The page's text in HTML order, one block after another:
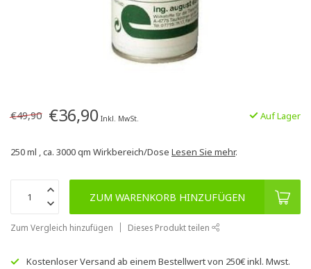
€49,90 €36,90 Inkl. MwSt. Auf Lager
250 ml , ca. 3000 qm Wirkbereich/Dose Lesen Sie mehr.
ZUM WARENKORB HINZUFÜGEN
Zum Vergleich hinzufügen Dieses Produkt teilen
Kostenloser Versand ab einem Bestellwert von 250€inkl. Mwst.